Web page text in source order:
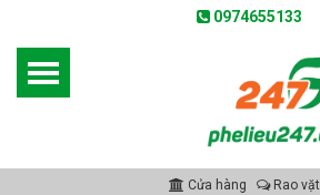
0974655133
Cửa hàng Rao vặt